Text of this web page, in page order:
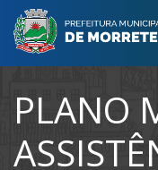
PLANO